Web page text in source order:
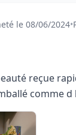
le 08/06/2024•
reçue
comme